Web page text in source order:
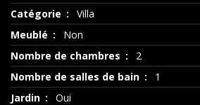
Catégorie
Villa
Meublé
Non
Nombre de chambres
2
Nombre de salles de bain
1
Jardin
Oui